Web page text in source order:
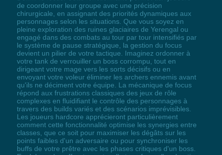
de coordonner leur groupe avec une précision
chirurgicale, en assignant des priorités dynamiques aux
personnages selon les situations. Que vous soyez en
pleine exploration des ruines glaciaires de Yerengal ou
engagé dans des combats au tour par tour intensifiés par
le système de pause stratégique, la gestion du focus
devient un pilier de votre tactique. Imaginez ordonner à
votre tank de verrouiller un boss corrompu, tout en
dirigeant votre mage vers les sorts décisifs ou en
envoyant votre voleur éliminer les archers ennemis avant
qu'ils ne déciment votre équipe. La mécanique de focus
répond aux frustrations classiques des jeux de rôle
complexes en fluidifiant le contrôle des personnages à
travers des builds variés et des scénarios imprévisibles.
Les joueurs hardcore apprécieront particulièrement
comment cette fonctionnalité optimise les synergies entre
classes, que ce soit pour maximiser les dégâts sur les
points faibles d'un adversaire ou pour synchroniser les
buffs de votre prêtre avec les phases critiques d'un boss.